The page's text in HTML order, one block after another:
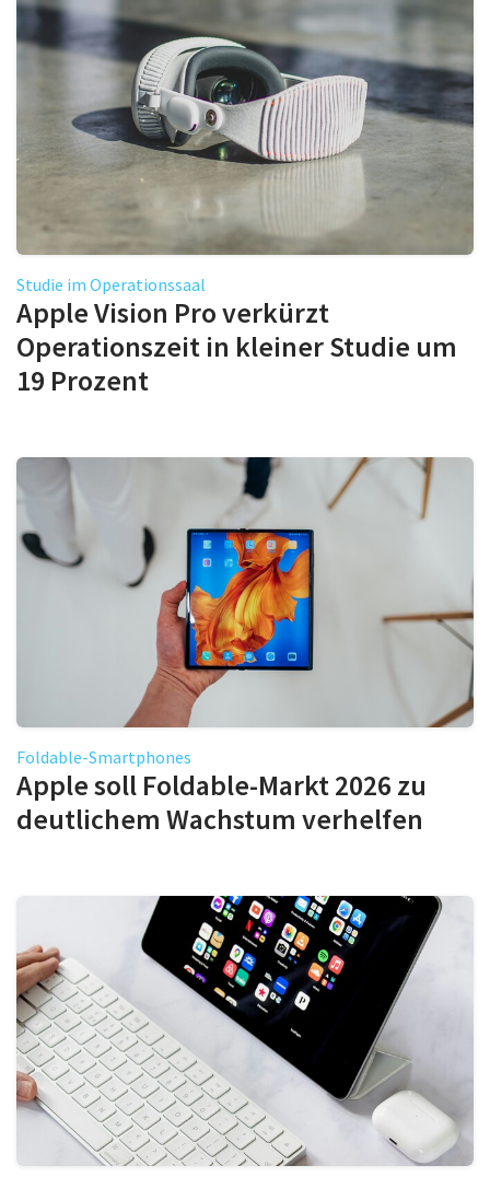
Studie im Operationssaal
Apple Vision Pro verkürzt
Operationszeit in kleiner Studie um
19 Prozent
Foldable-Smartphones
Apple soll Foldable-Markt 2026 zu
deutlichem Wachstum verhelfen